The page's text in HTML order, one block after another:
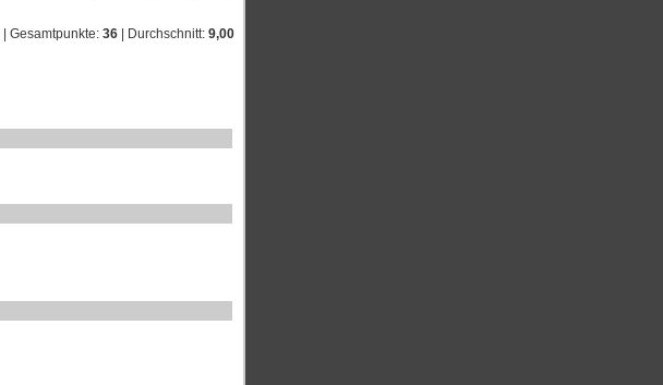
| Gesamtpunkte: 36 | Durchschnitt: 9,00